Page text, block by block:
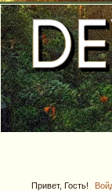
Привет, Гость!